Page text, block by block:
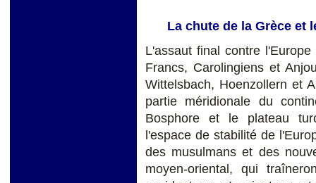
La chute de la Grèce et
L'assaut final contre
Francs, Carolingiens et
Wittelsbach, Hoenzollern et
partie méridionale du
Bosphore et le plateau
l'espace de stabilité de
des musulmans et des
moyen-oriental, qui